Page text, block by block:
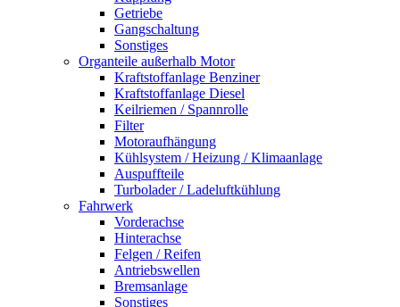
Getriebe
Gangschaltung
Sonstiges
Organteile außerhalb Motor
Kraftstoffanlage Benziner
Kraftstoffanlage Diesel
Keilriemen / Spannrolle
Filter
Motoraufhängung
Kühlsystem / Heizung / Klimaanlage
Auspuffteile
Turbolader / Ladeluftkühlung
Fahrwerk
Vorderachse
Hinterachse
Felgen / Reifen
Antriebswellen
Bremsanlage
Sonstiges